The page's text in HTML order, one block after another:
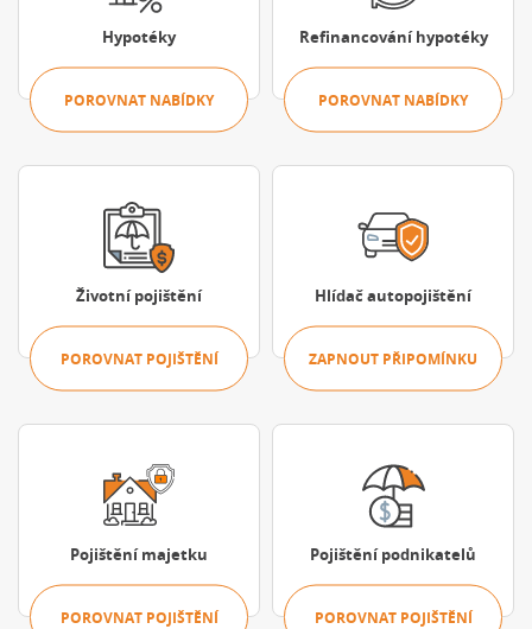
Hypotéky
POROVNAT NABÍDKY
Refinancování hypotéky
POROVNAT NABÍDKY
Životní pojištění
POROVNAT POJIŠTĚNÍ
Porovnat pojištění
Hlídač autopojištění
ZAPNOUT PŘIPOMÍNKU
Zapnout
Pojištění majetku
POROVNAT POJIŠTĚNÍ
Porovnat pojištění
Pojištění podnikatelů
POROVNAT POJIŠTĚNÍ
Porovnat